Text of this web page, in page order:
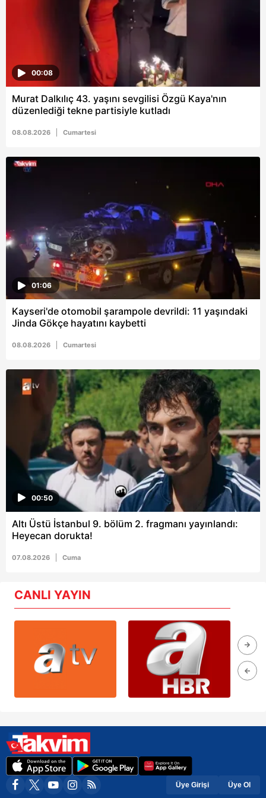
00:08
Murat Dalkılıç 43. yaşını sevgilisi Özgü Kaya'nın
düzenlediği tekne partisiyle kutladı
08.08.2026 Cumartesi
01:06
Kayseri'de otomobil şarampole devrildi: 11 yaşındaki
Jinda Gökçe hayatını kaybetti
08.08.2026 Cumartesi
00:50
Altı Üstü İstanbul 9. bölüm 2. fragmanı yayınlandı:
Heyecan dorukta!
07.08.2026 Cuma
CANLI YAYIN
Üye Girişi Üye Ol